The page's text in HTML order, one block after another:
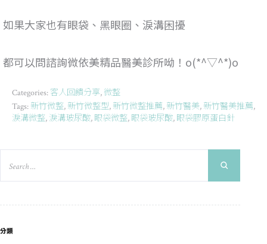
如果大家也有眼袋、黑眼圈、淚溝困擾
都可以問諮詢微依美精品醫美診所呦！o(*^▽^*)o
Categories: 客人回饋分享, 微整
Tags: 新竹微整, 新竹微整型, 新竹微整推薦, 新竹醫美, 新竹醫美推薦,
淚溝微整, 淚溝玻尿酸, 眼袋微整, 眼袋玻尿酸, 眼袋膠原蛋白針
分類